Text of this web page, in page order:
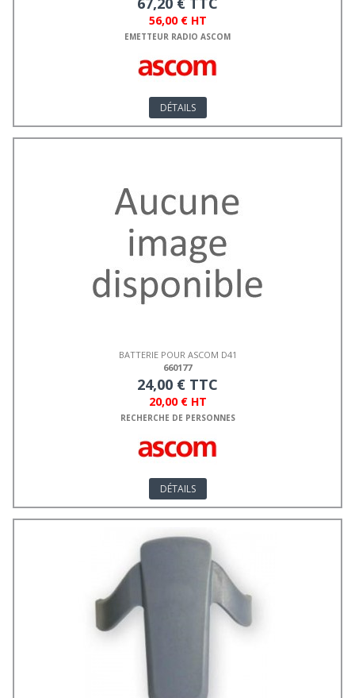
56,00 € HT
EMETTEUR RADIO ASCOM
DÉTAILS
BATTERIE POUR ASCOM D41
660177
24,00 € TTC
20,00 € HT
RECHERCHE DE PERSONNES
DÉTAILS